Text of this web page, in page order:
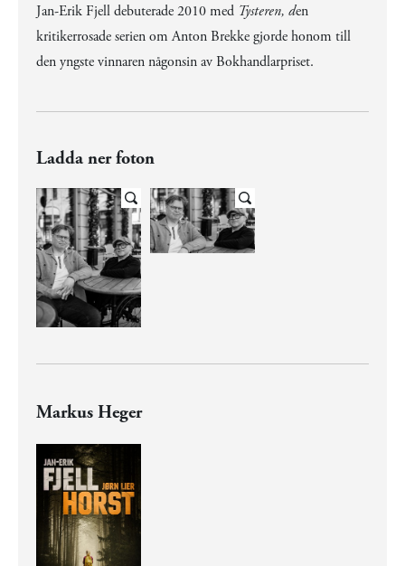
Jan-Erik Fjell debuterade 2010 med Tysteren, den
kritikerrosade serien om Anton Brekke gjorde honom till
den yngste vinnaren någonsin av Bokhandlarpriset.
Ladda ner foton
Markus Heger